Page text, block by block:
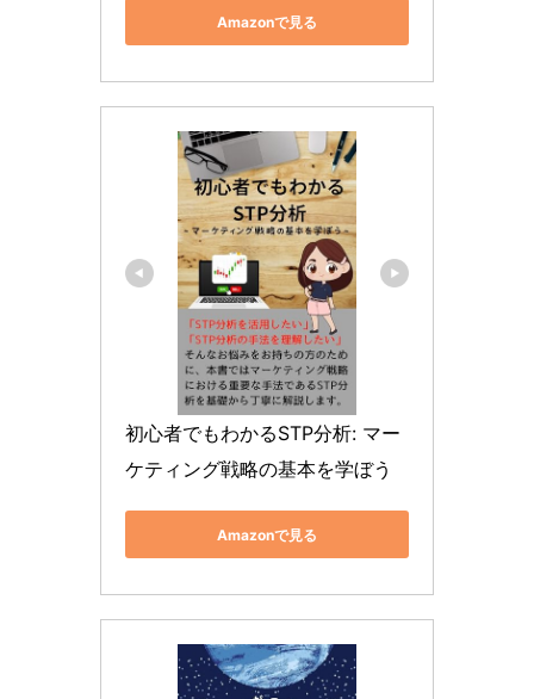
Amazonで見る
初心者でもわかるSTP分析: マー
ケティング戦略の基本を学ぼう
Amazonで見る